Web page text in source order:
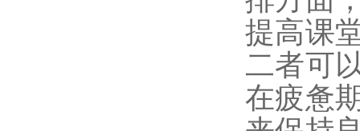
提高课
二者可
在疲惫